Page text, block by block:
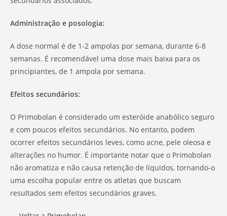
Administração e posologia:
A dose normal é de 1-2 ampolas por semana, durante 6-8
semanas. É recomendável uma dose mais baixa para os
principiantes, de 1 ampola por semana.
Efeitos secundários:
O Primobolan é considerado um esteróide anabólico seguro
e com poucos efeitos secundários. No entanto, podem
ocorrer efeitos secundários leves, como acne, pele oleosa e
alterações no humor. É importante notar que o Primobolan
não aromatiza e não causa retenção de líquidos, tornando-o
uma escolha popular entre os atletas que buscam
resultados sem efeitos secundários graves.